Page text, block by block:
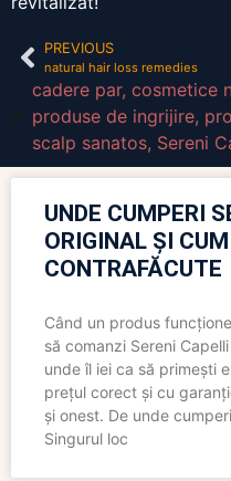
PREVIOUS
natural hair loss remedies
cadere par, cosmetice
produse de ingrijire,
scalp sanatos, Sereni
UNDE CUMPERI
ORIGINAL ȘI
CONTRAFĂCUTE
Când un produs
să comanzi Sereni
unde îl iei ca să primești
prețul corect și cu
și onest. De unde
Singurul loc